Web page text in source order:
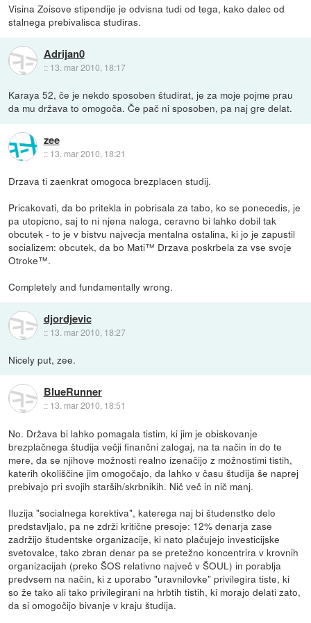
Visina Zoisove stipendije je odvisna tudi od tega, kako dalec od
stalnega prebivalisca studiras.
Adrijan0
:: 13. mar 2010, 18:17
Karaya 52, če je nekdo sposoben študirat, je za moje pojme prau
da mu država to omogoča. Če pač ni sposoben, pa naj gre delat.
zee
:: 13. mar 2010, 18:21
Drzava ti zaenkrat omogoca brezplacen studij.
Pricakovati, da bo pritekla in pobrisala za tabo, ko se ponecedis, je
pa utopicno, saj to ni njena naloga, ceravno bi lahko dobil tak
obcutek - to je v bistvu najvecja mentalna ostalina, ki jo je zapustil
socializem: obcutek, da bo Mati™ Drzava poskrbela za vse svoje
Otroke™.
Completely and fundamentally wrong.
djordjevic
:: 13. mar 2010, 18:27
Nicely put, zee.
BlueRunner
:: 13. mar 2010, 18:51
No. Država bi lahko pomagala tistim, ki jim je obiskovanje
brezplačnega študija večji finančni zalogaj, na ta način in do te
mere, da se njihove možnosti realno izenačijo z možnostimi tistih,
katerih okoliščine jim omogočajo, da lahko v času študija še naprej
prebivajo pri svojih starših/skrbnikih. Nič več in nič manj.
Iluzija "socialnega korektiva", katerega naj bi študenstko delo
predstavljalo, pa ne zdrži kritične presoje: 12% denarja zase
zadržijo študentske organizacije, ki nato plačujejo investicijske
svetovalce, tako zbran denar pa se pretežno koncentrira v krovnih
organizacijah (preko ŠOS relativno največ v ŠOUL) in porablja
predvsem na način, ki z uporabo "uravnilovke" privilegira tiste, ki
so že tako ali tako privilegirani na hrbtih tistih, ki morajo delati zato,
da si omogočijo bivanje v kraju študija.